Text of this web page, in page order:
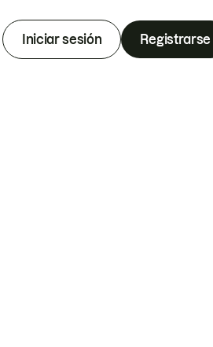
Iniciar sesión Registrarse